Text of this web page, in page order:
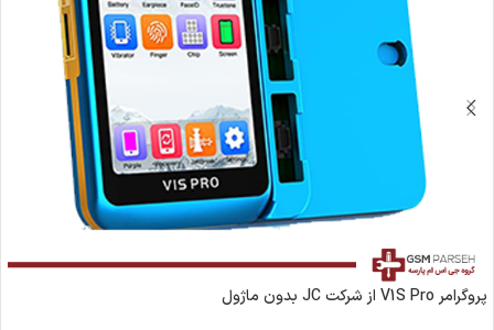
پروگرامر V1S Pro از شرکت JC بدون ماژول